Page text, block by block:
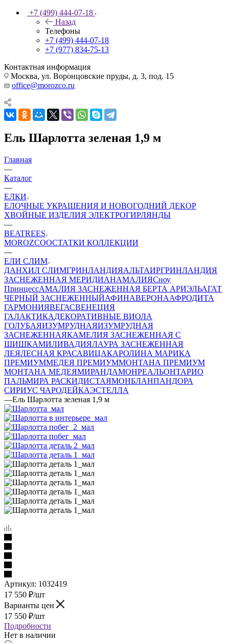
+7 (499) 444-07-18
Назад
Телефоны
+7 (499) 444-07-18
+7 (977) 834-75-13
Контактная информация
Москва, ул. Воронцовские пруды, д. 3, под. 15
office@morozco.ru
Ель Шарлотта зеленая 1,9 м
Главная
—
Каталог
—
ЕЛКИ
ЕЛОЧНЫЕ УКРАШЕНИЯ И НОВОГОДНИЙ ДЕКОР
ХВОЙНЫЕ ИЗДЕЛИЯ ЭЛЕКТРОГИРЛЯНДЫ
—
BEATREES
MOROZCOОСТАТКИ КОЛЛЕКЦИИ
—
ЕЛИ СЛИМ
ДАНХИЛ СЛИМГРИНЛАНДИЯАЛЬТАИРГРИНЛАНДИЯ
ЗАСНЕЖЕННАЯ МЕРИДИАНАМАЛИЯСноу
ПринцессАМАЛИЯ ЗАСНЕЖЕННАЯ БЕРТА АРИЭЛЬАГАТ
ЧЕРНЫЙ ЗАСНЕЖЕННЫЙАФИНАВЕРОНААФРОДИТА
ГАРМОНИЯВЕГАСВЕНЕЦИЯ
ГАЛАКТИКАДЕКОРАТИВНЫЕ ВИОЛА
ГОЛУБАЯИЗУМРУДНАЯИЗУМРУДНАЯ
ЗАСНЕЖЕННАЯКАМЕЛИЯ ЗАСНЕЖЕННАЯ С
ШИШКАМИЛИВАДИЯЛАУРА ЗАСНЕЖЕННАЯ
ЛЕЯЛЕСНАЯ КРАСАВИЦАКАРОЛИНА МАРИКА
ПРЕМИУММЕДЕЯ ПРЕМИУММОНТАНА ПРЕМИУМ
МОНТАНА МЕДЕЯМИРАНДАМОНРЕАЛЬОНТАРИО
ПАЛЬМИРА РАСКИДИСТАЯМОНБЛАНПАНДОРА
СИРИУС ЧАРОДЕЙКАЭСТЕЛЛА
—Ель Шарлотта зеленая 1,9 м
Артикул: 1032419
17 550 ₽/шт
Варианты цен
17 550 ₽/шт
Подробности
Нет в наличии